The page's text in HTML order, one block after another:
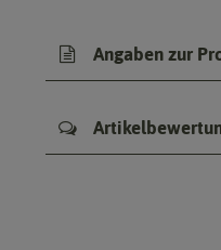
Angaben zur